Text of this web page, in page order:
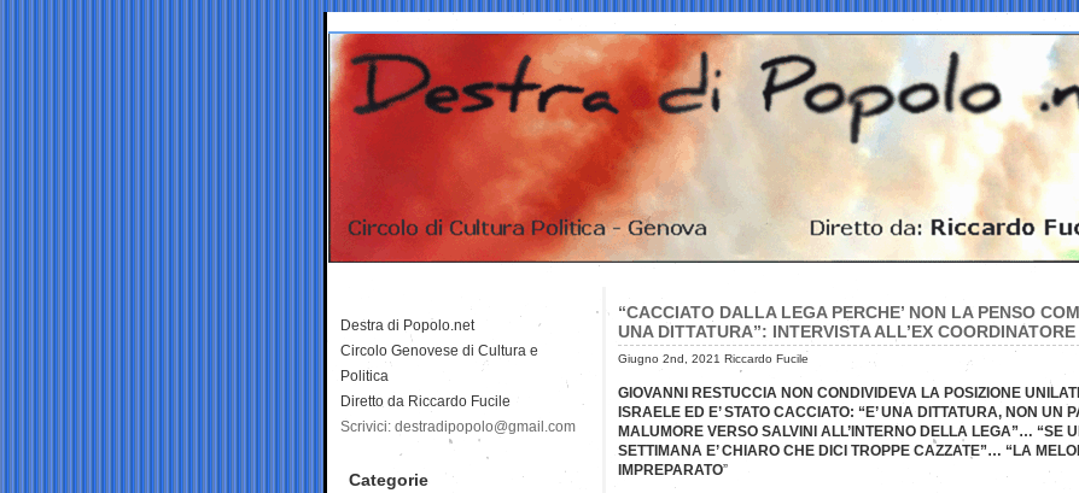
“CACCIATO DALLA LEGA PERCHE’ NON LA PENSO
UNA DITTATURA”: INTERVISTA ALL’EX
Giugno 2nd, 2021 Riccardo Fucile
GIOVANNI RESTUCCIA NON CONDIVIDEVA LA POSIZIONE
ISRAELE ED E’ STATO CACCIATO: “E’ UNA DITTATURA, NON UN
MALUMORE VERSO SALVINI ALL’INTERNO DELLA LEGA”… “SE
SETTIMANA E’ CHIARO CHE DICI TROPPE CAZZATE”… “LA
IMPREPARATO”
Destra di Popolo.net
Circolo Genovese di Cultura e
Politica
Diretto da Riccardo Fucile
Scrivici: destradipopolo@gmail.com
Categorie